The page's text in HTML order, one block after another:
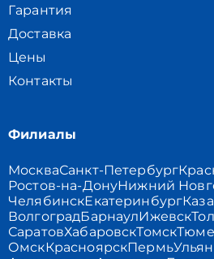
Гарантия
Доставка
Цены
Контакты
Филиалы
МоскваСанкт-Петербург
Ростов-на-ДонуНижний
ЧелябинскЕкатеринбург
ВолгоградБарнаулИжевск
СаратовХабаровскТомск
ОмскКрасноярскПермь